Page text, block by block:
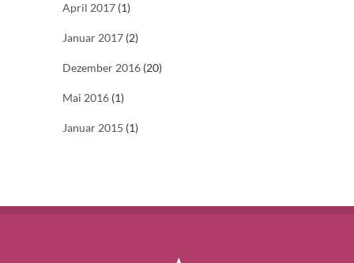
April 2017 (1)
Januar 2017 (2)
Dezember 2016 (20)
Mai 2016 (1)
Januar 2015 (1)